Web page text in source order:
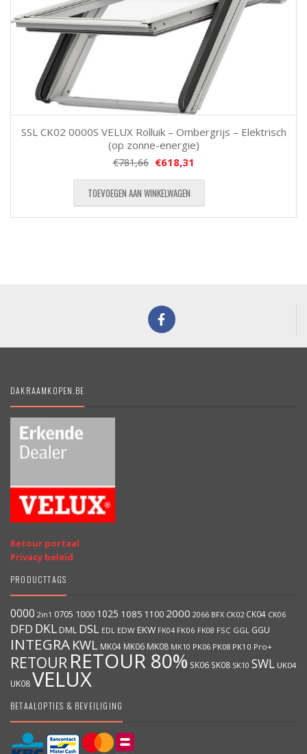
SSL CK02 0000S VELUX Rolluik – Ombergrijs – Elektrisch
(op zonne-energie)
€781,66 €618,31
TOEVOEGEN AAN WINKELWAGEN
DAKRAAMKOPEN.BE
Retour portaal
Privacy beleid
PRODUCTTAGS
0000 2in1 0705 1000 1025 1085 1100 2000 2066 BFX CK02 CK04 CK06
DFD DKL DML DSL EDL EDW EKW FK04 FK06 FK08 FSC GGL GGU
INTEGRA KWL MK04 MK06 MK08 MK10 PK06 PK08 PK10 Pro+
RETOUR RETOUR 80% SK06 SK08 SK10 SWL UK04
UK08VELUX
BETAALOPTIES & BEVEILIGING